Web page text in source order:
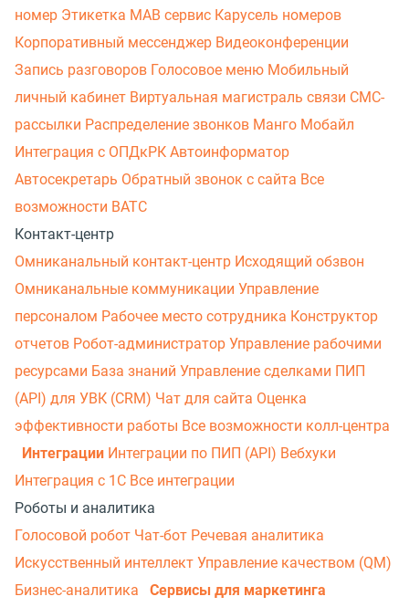
номер Этикетка МАВ сервис Карусель номеров
Корпоративный мессенджер Видеоконференции
Запись разговоров Голосовое меню Мобильный
личный кабинет Виртуальная магистраль связи СМС-
рассылки Распределение звонков Манго Мобайл
Интеграция с ОПДкРК Автоинформатор
Автосекретарь Обратный звонок с сайта Все
возможности ВАТС
Контакт-центр
Омниканальный контакт-центр Исходящий обзвон
Омниканальные коммуникации Управление
персоналом Рабочее место сотрудника Конструктор
отчетов Робот-администратор Управление рабочими
ресурсами База знаний Управление сделками ПИП
(API) для УВК (CRM) Чат для сайта Оценка
эффективности работы Все возможности колл-центра
Интеграции Интеграции по ПИП (API) Вебхуки
Интеграция с 1С Все интеграции
Роботы и аналитика
Голосовой робот Чат-бот Речевая аналитика
Искусственный интеллект Управление качеством (QM)
Бизнес-аналитика
Сервисы для маркетинга